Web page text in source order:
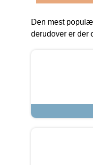
Den mest
derudover er der